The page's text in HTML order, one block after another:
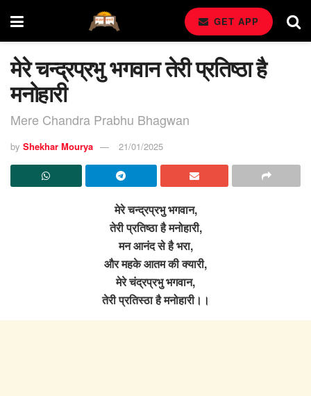
GET APP
मेरे चन्द्रप्रभु भगवान तेरी प्रतिष्ठा है
मनोहारी
Mere Chandra Prabhu Bhagwan
by Shekhar Mourya 21/01/2025
मेरे चन्द्रप्रभु भगवान,
तेरी प्रतिष्ठा है मनोहारी,
मन आनंद से है भरा,
और महके आतम की क्यारी,
मेरे चंद्रप्रभु भगवान,
तेरी प्रतिस्ठा है मनोहारी।।